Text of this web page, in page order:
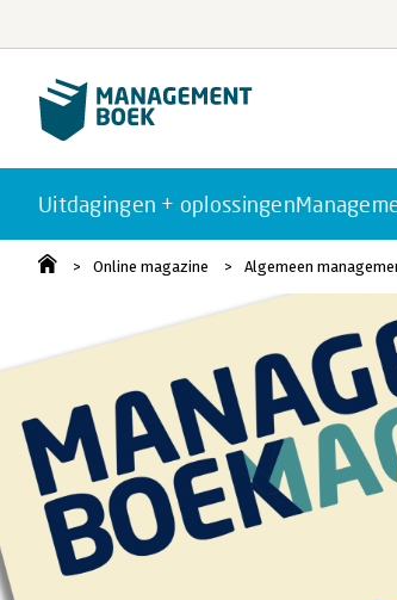
Uitdagingen + oplossingen
Online magazine Algemeen